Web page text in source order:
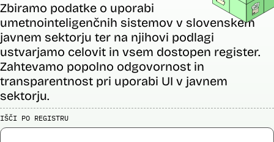
Zbiramo podatke o uporabi
umetnointeligenčnih sistemov v slovenskem
javnem sektorju ter na njihovi podlagi
ustvarjamo celovit in vsem dostopen register.
Zahtevamo popolno odgovornost in
transparentnost pri uporabi UI v javnem
sektorju.
IŠČI PO REGISTRU